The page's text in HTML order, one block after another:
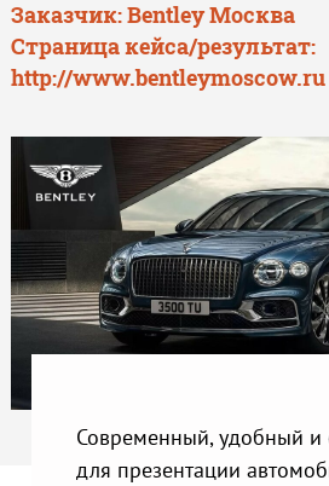
Заказчик: Bentley Москва
Страница кейса/результат:
http://www.bentleymoscow.ru
Современный, удобный и
для презентации